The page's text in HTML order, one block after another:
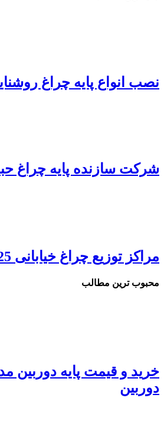
نصب انواع پایه چراغ
شرکت سازنده پایه چراغ
مراکز توزیع چراغ خیابانی 125وات
محبوب ترین مطالب
خرید و قیمت پایه دوربین
دوربین